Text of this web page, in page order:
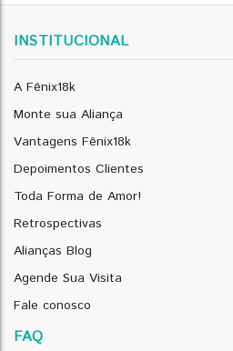
INSTITUCIONAL
A Fênix18k
Monte sua Aliança
Vantagens Fênix18k
Depoimentos Clientes
Toda Forma de Amor!
Retrospectivas
Alianças Blog
Agende Sua Visita
Fale conosco
FAQ